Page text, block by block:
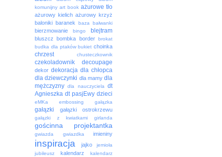
komunijny art book ażurowe tło
ażurowy kielich ażurowy krzyż
baloniki baranek baza bałwanki
bierzmowanie bingo blejtram
bluszcz bombka border brokat
budka dla ptaków bukiet choinka
chrzest chusteczkownik
czekoladownik decoupage
dekor dekoracja dla chłopca
dla dziewczynki dla mamy dla
mężczyzny dla nauczyciela dt
Agnieszka dt pasjEwy dzieci
eMKa embossing gałązka
gałązki gałązki ostrokrzewu
gałązki z kwiatkami girlanda
gościnna projektantka
gwiazda gwiazdka imieniny
inspiracja jajko
jemioła
jubileusz
kalendarz
kalendarz